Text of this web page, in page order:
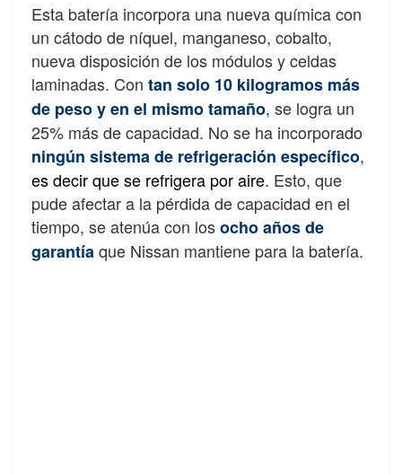
Esta batería incorpora una nueva química con
un cátodo de níquel, manganeso, cobalto,
nueva disposición de los módulos y celdas
laminadas. Con tan solo 10 kilogramos más
de peso y en el mismo tamaño, se logra un
25% más de capacidad. No se ha incorporado
ningún sistema de refrigeración específico,
es decir que se refrigera por aire. Esto, que
pude afectar a la pérdida de capacidad en el
tiempo, se atenúa con losocho años de
garantíaque Nissan mantiene para la batería.